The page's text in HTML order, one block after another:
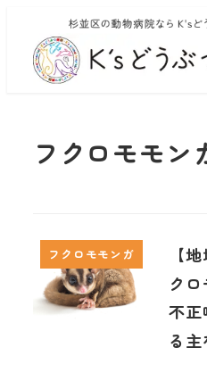
フクロモモン
フクロモモンガ
【
ク
不正
る